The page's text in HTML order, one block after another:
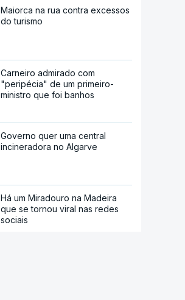
Maiorca na rua contra excessos
do turismo
Carneiro admirado com
"peripécia" de um primeiro-
ministro que foi banhos
Governo quer uma central
incineradora no Algarve
Há um Miradouro na Madeira
que se tornou viral nas redes
sociais